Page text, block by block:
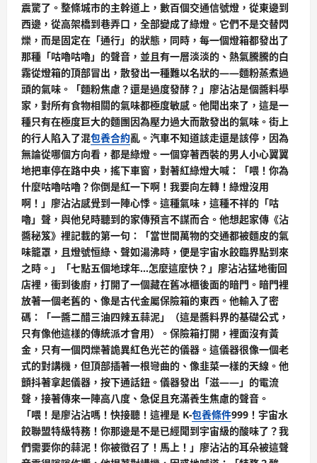
震驚了。整條城市的主幹道上，數百個交通信號燈，從東邊到
西邊，從高架橋到巷弄口，全部變成了綠燈。它們不是交替閃
爍，而是固定在「通行」的狀態，同時，每一個燈箱都發出了
那種「咕嚕咕嚕」的聲音，並且有一層淡淡的、熱氣騰騰的白
霧從燈箱的頂部冒出，散發出一種難以名狀的——麵粉蒸煮過
頭的氣味。「麵粉焦慮？還是過度發酵？」廖沾沾是個醬料學
家，對所有食物相關的氣味都極度敏感。他聞出來了，這是一
種只有在極度巨大的麵團因為壓力過大而散發出的氣味。街上
的行人陷入了混包養合約亂。汽車不知道該走還是該停，因為
無論從哪個方向看，都是綠燈。一個穿著西裝的男人小心翼翼
地把車停在路中央，搖下車窗，對著紅綠燈大喊：「喂！你為
什麼咕嚕咕嚕？你倒是紅一下啊！我要向左轉！綠燈沒用
啊！」廖沾沾感覺到一陣心悸。這種氣味，這種不祥的「咕
嚕」聲，與他兒時聽到的家傳預言不謀而合。他想起家傳《沾
醬秘笈》裡記載的第一句：「當世間萬物的交通都被麵皮的氣
味籠罩，且燈號恒綠、聲如湯沸時，便是宇宙水餃臨界點到來
之時。」「七點五個地球年…怎麼這麼快？」廖沾沾猛地衝回
店裡，衝到後廚，打開了一個藏在舊冰櫃後面的暗門。暗門裡
放著一個老舊的、像是古代金屬保險箱的東西。他輸入了密
碼：「一醬二醋三油四辣五蒜泥」（這是醬料界的基礎公式，
只有像他這樣的傳統派才會用）。保險箱打開，裡面沒有黃
金，只有一個閃爍著詭異紅色光芒的儀器。這儀器很像一個老
式的對講機，但頂部插著一根彎曲的、像韭菜一樣的天線。他
顫抖著拿起儀器，按下通話鈕。儀器發出「滋——」的電流
聲，接著傳來一陣高八度、急促且充滿養生焦慮的聲音。
「喂！是廖沾沾嗎！快接聽！這裡是 K-包養條件999！宇宙水
餃聯盟特級特務！你那邊是不是已經聞到宇宙級的酸味了？我
們需要你的蒜泥！你被徵召了！馬上！」廖沾沾的耳朵被這聲